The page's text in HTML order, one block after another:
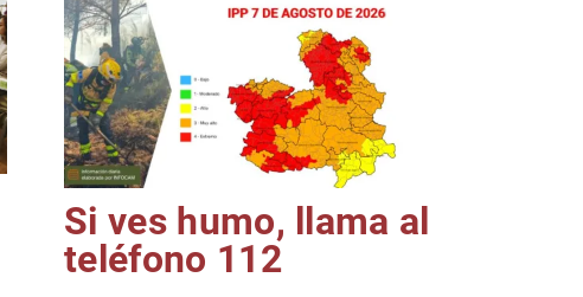
El jefe del Ejecutivo castellanomanchego, Emiliano García-
Si ves humo, llama al
teléfono 112